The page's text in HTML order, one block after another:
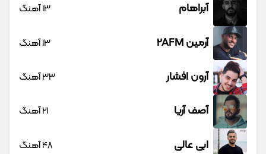
آبراهام 13 آهنگ
آرمین 2AFM 13 آهنگ
آرون افشار 33 آهنگ
آصف آریا 21 آهنگ
ابی عالی 48 آهنگ